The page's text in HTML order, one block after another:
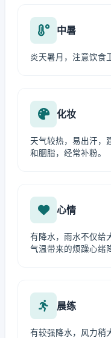
中暑
炎天暑月，注意饮食
化妆
天气较热，易出汗，
和胭脂，经常补粉。
心情
有降水，雨水不仅给
气温带来的烦躁心绪
晨练
有较强降水，风力稍